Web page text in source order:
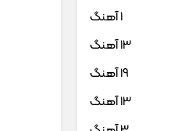
1 آهنگ
13 آهنگ
19 آهنگ
13 آهنگ